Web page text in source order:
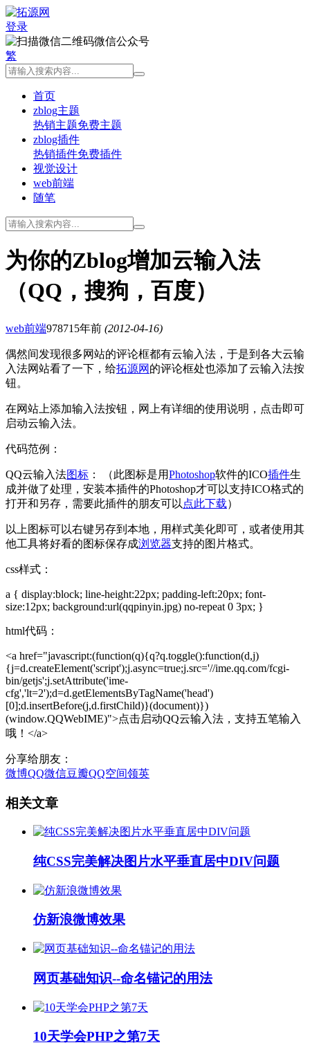
登录
微信公众号
繁
首页
zblog主题
热销主题免费主题
zblog插件
热销插件免费插件
视觉设计
web前端
随笔
为你的Zblog增加云输入法
（QQ，搜狗，百度）
web前端978715年前 (2012-04-16)
偶然间发现很多网站的评论框都有云输入法，于是到各大云输
入法网站看了一下，给拓源网 的评论框处也添加了云输入法按
钮。
在网站上添加输入法按钮，网上有详细的使用说明，点击即可
启动云输入法。
代码范例：
QQ云输入法图标 ： （此图标是用Photoshop软件的ICO插件生
成并做了处理，安装本插件的Photoshop才可以支持ICO格式的
打开和另存，需要此插件的朋友可以 点此下载）
以上图标可以右键另存到本地，用样式美化即可，或者使用其
他工具将好看的图标保存成浏览器支持的图片格式。
css样式：
a { display:block; line-height:22px; padding-left:20px; font-
size:12px; background:url(qqpinyin.jpg) no-repeat 0 3px; }
html代码：
<a href="javascript:(function(q){q?q.toggle():function(d,j)
{j=d.createElement('script');j.async=true;j.src='//ime.qq.com/fcgi-
bin/getjs';j.setAttribute('ime-
cfg','lt=2');d=d.getElementsByTagName('head')
[0];d.insertBefore(j,d.firstChild)}(document)})
(window.QQWebIME)">点击启动QQ云输入法，支持五笔输入
哦！</a>
分享给朋友：
微博QQ微信豆瓣QQ空间领英
相关文章
纯CSS完美解决图片水平垂直居中DIV问题
仿新浪微博效果
网页基础知识--命名锚记的用法
10天学会PHP之第7天